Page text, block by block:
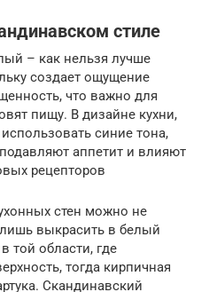
стиле
– как нельзя лучше
создает ощущение
что важно для
пищу. В дизайне кухни,
синие тона,
аппетит и влияют
рецепторов
стен можно не
выкрасить в белый
той области, где
тогда кирпичная
Скандинавский